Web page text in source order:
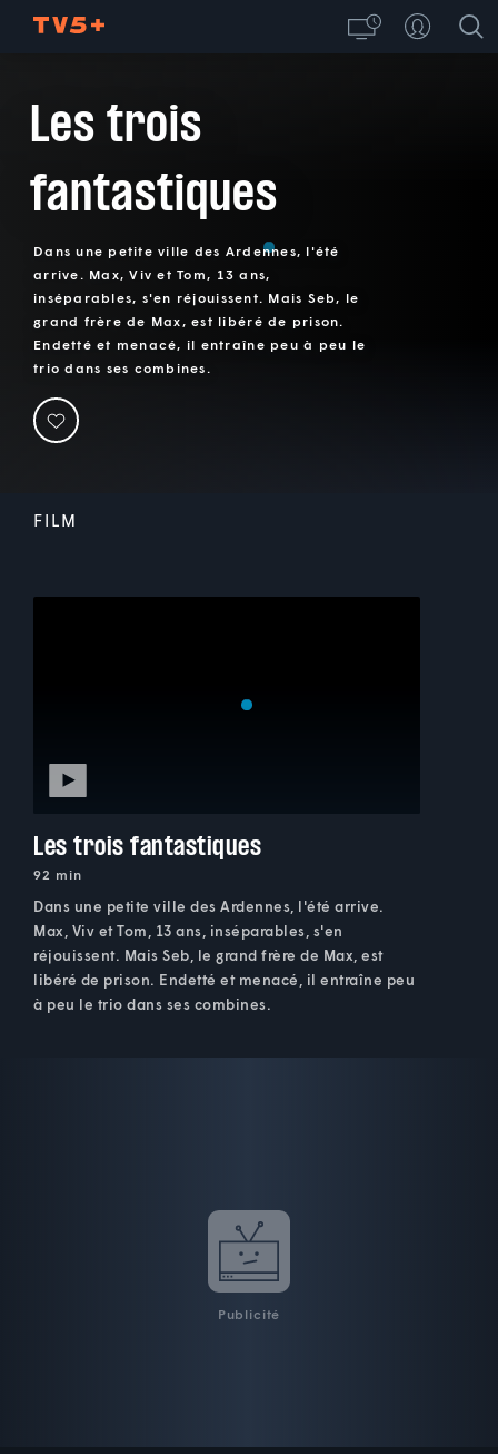
Les trois
fantastiques
Dans une petite ville des Ardennes, l'été
arrive. Max, Viv et Tom, 13 ans,
inséparables, s'en réjouissent. Mais Seb, le
grand frère de Max, est libéré de prison.
Endetté et menacé, il entraîne peu à peu le
trio dans ses combines.
FILM
Les trois fantastiques
92 min
Dans une petite ville des Ardennes, l'été arrive.
Max, Viv et Tom, 13 ans, inséparables, s'en
réjouissent. Mais Seb, le grand frère de Max, est
libéré de prison. Endetté et menacé, il entraîne peu
à peu le trio dans ses combines.
Publicité